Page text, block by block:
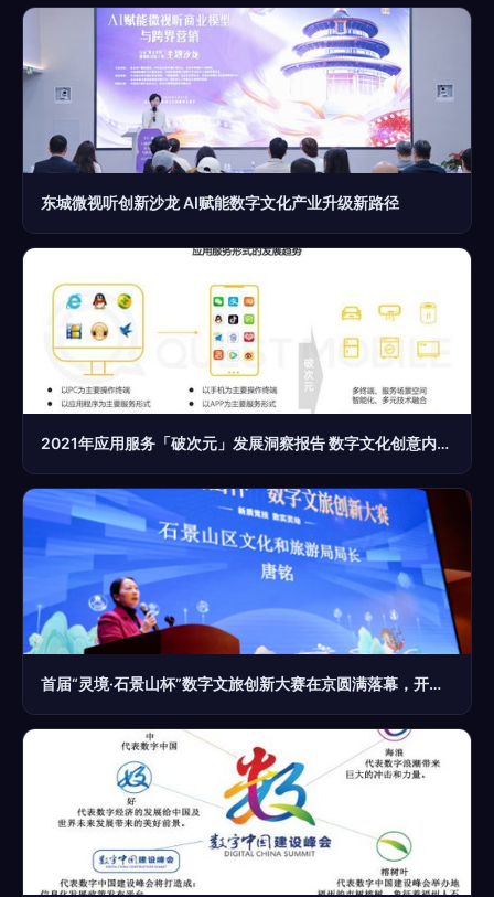
东城微视听创新沙龙 AI赋能数字文化产业升级新路径
2021年应用服务「破次元」发展洞察报告 数字文化创意内容应用服务的新格局
首届“灵境·石景山杯”数字文旅创新大赛在京圆满落幕，开启数字文化创意内容应用服务新篇章